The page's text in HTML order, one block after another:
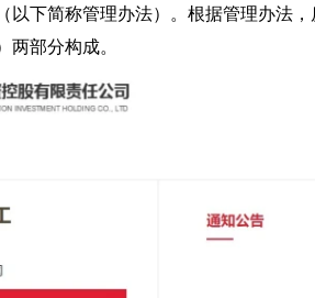
以下简称管理办法）。根据管理办法
两部分构成。